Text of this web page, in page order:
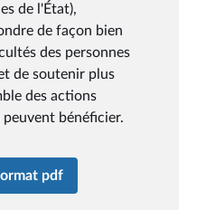
de l'État),
de façon bien
des personnes
de soutenir plus
des actions
bénéficier.
pdf